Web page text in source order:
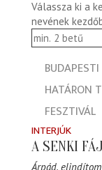
Válassza ki a
nevének
BUDAPESTI
HATÁRON
FESZTIVÁL
INTERJÚK
A SENKI
Árpád,